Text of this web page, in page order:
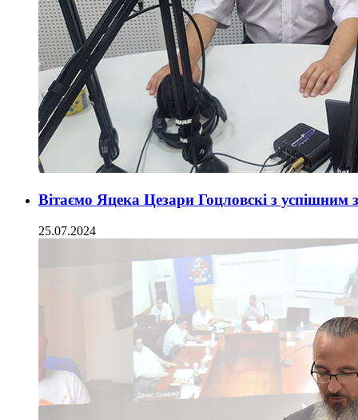
Вітаємо Яцека Цезари Гоцловскі з успішним
25.07.2024